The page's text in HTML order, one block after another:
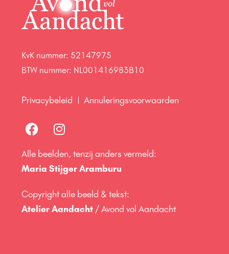
KvK nummer: 52147975
BTW nummer: NL001416983B10
Privacybeleid Annuleringsvoorwaarden
Alle beelden, tenzij anders vermeld:
Maria Stijger Aramburu
Copyright alle beeld & tekst:
Atelier Aandacht / Avond vol Aandacht